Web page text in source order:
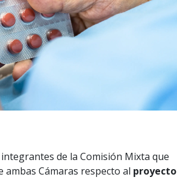
de la Comisión Mixta que
ambas Cámaras respecto al proyecto